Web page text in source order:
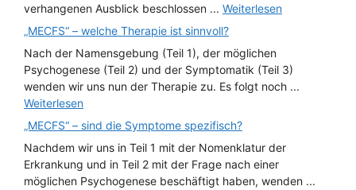
verhangenen Ausblick beschlossen ... Weiterlesen
„MECFS“ – welche Therapie ist sinnvoll?
Nach der Namensgebung (Teil 1), der möglichen
Psychogenese (Teil 2) und der Symptomatik (Teil 3)
wenden wir uns nun der Therapie zu. Es folgt noch ...
Weiterlesen
„MECFS“ – sind die Symptome spezifisch?
Nachdem wir uns in Teil 1 mit der Nomenklatur der
Erkrankung und in Teil 2 mit der Frage nach einer
möglichen Psychogenese beschäftigt haben, wenden ...